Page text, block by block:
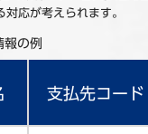
応が考えられます。
報の例
支払先コード